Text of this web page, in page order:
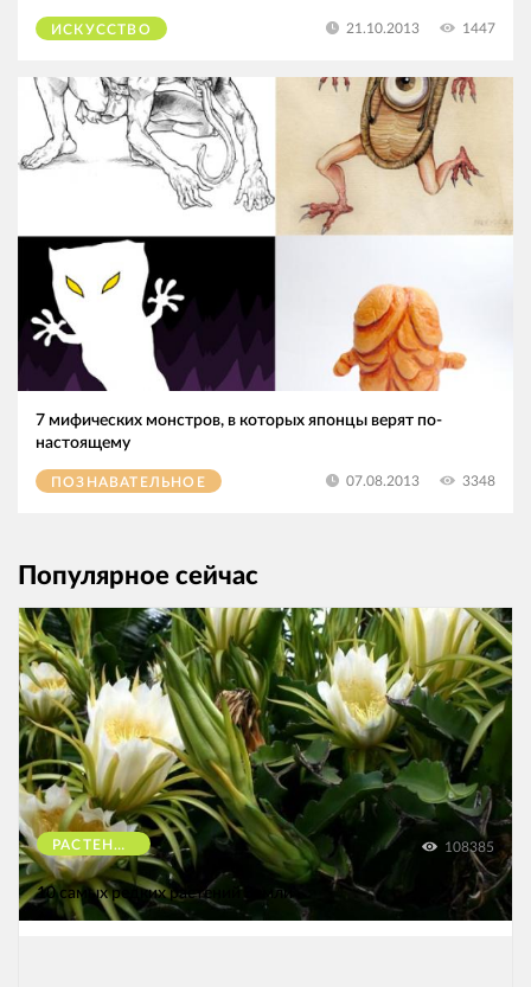
ИСКУССТВО 21.10.2013 1447
7 мифических монстров, в которых японцы верят по-
настоящему
ПОЗНАВАТЕЛЬНОЕ 07.08.2013 3348
Популярное сейчас
РАСТЕНИЯ 108385
10 самых редких растений Земли